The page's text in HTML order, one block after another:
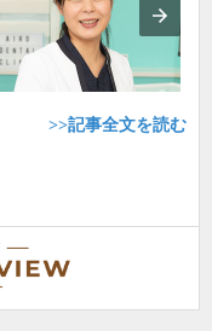
>>記事全文を読む